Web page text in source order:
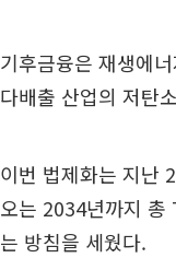
기후금융은 재생에
다배출 산업의 저탄
이번 법제화는 지난
오는 2034년까지 총
는 방침을 세웠다.